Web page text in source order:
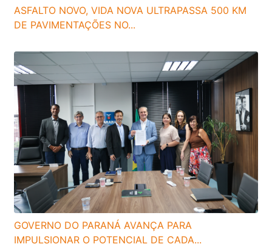
ASFALTO NOVO, VIDA NOVA ULTRAPASSA 500 KM
DE PAVIMENTAÇÕES NO...
GOVERNO DO PARANÁ AVANÇA PARA
IMPULSIONAR O POTENCIAL DE CADA...